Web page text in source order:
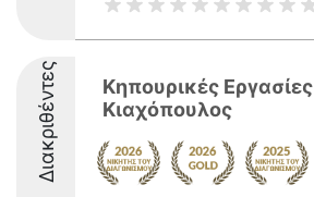
Διακριθέντες
Κηπουρικές Εργασίες
Κιαχόπουλος